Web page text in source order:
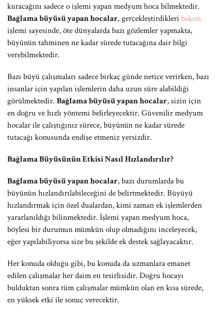
kuracağını sadece o işlemi yapan medyum hoca bilmektedir.
Bağlama büyüsü yapan hocalar, gerçekleştirdikleri bakım
işlemi sayesinde, öte dünyalarda bazı gözlemler yapmakta,
büyünün tahminen ne kadar sürede tutacağına dair bilgi
verebilmektedir.
Bazı büyü çalışmaları sadece birkaç günde netice verirken, bazı
insanlar için yapılan işlemlerin daha uzun süre alabildiği
görülmektedir. Bağlama büyüsü yapan hocalar, sizin için
en doğru ve hızlı yöntemi belirleyecektir. Güvenilir medyum
hocalar ile çalıştığınız sürece, büyünün ne kadar sürede
tutacağı konusunda endişe etmeniz yersizdir.
Bağlama Büyüsünün Etkisi Nasıl Hızlandırılır?
Bağlama büyüsü yapan hocalar, bazı durumlarda bu
büyünün hızlandırılabileceğini de belirtmektedir. Büyüyü
hızlandırmak için özel dualardan, kimi zaman ek işlemlerden
yararlanıldığı bilinmektedir. İşlemi yapan medyum hoca,
böylesi bir durumun mümkün olup olmadığını inceleyecek,
eğer yapılabiliyorsa size bu şekilde ek destek sağlayacaktır.
Her konuda olduğu gibi, bu konuda da uzmanlara emanet
edilen çalışmalar her daim en tesirlisidir. Doğru hocayı
bulduktan sonra tüm çalışmalar mümkün olan en kısa sürede,
en yüksek etki ile sonuç verecektir.